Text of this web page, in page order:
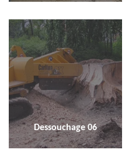
Dessouchage 06